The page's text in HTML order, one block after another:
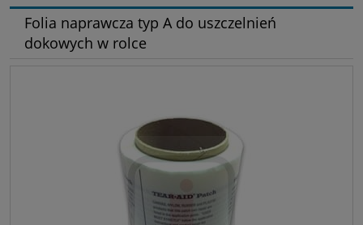
Folia naprawcza typ A do uszczelnień
dokowych w rolce